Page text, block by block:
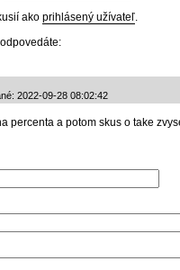
ako prihlásený užívateľ.
2022-09-28 08:02:42
percenta a potom skus o take